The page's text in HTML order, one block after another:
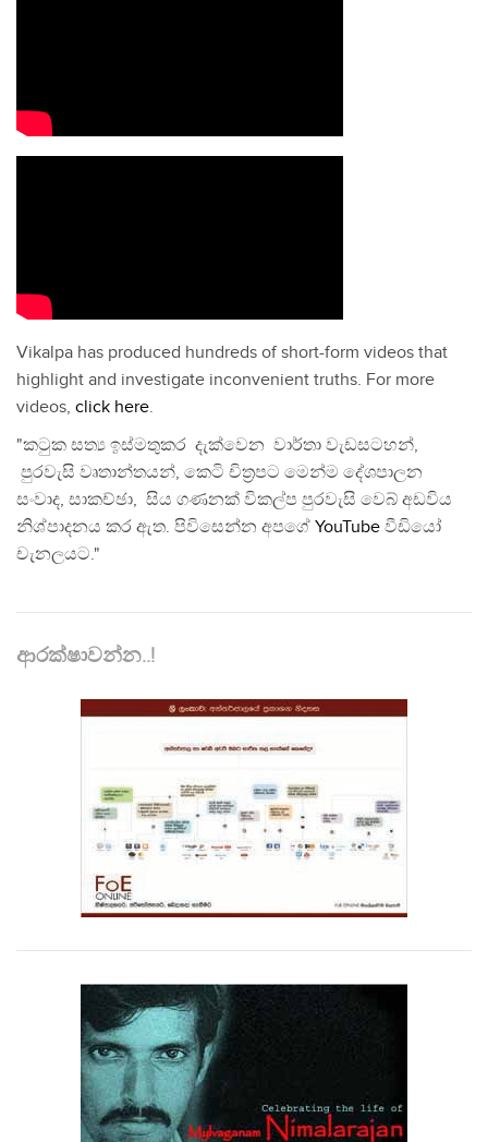
Vikalpa has produced hundreds of short-form videos that
highlight and investigate inconvenient truths. For more
videos, click here.
"කටුක සත්‍ය ඉස්මතුකර දැක්වෙන වාර්තා වැඩසටහන්,
පුරවැසි වෘතාන්තයන්, කෙටි චිත්‍රපට මෙන්ම දේශපාලන
සංවාද, සාකච්ඡා, සිය ගණනක් විකල්ප පුරවැසි වෙබ් අඩවිය
නිශ්පාදනය කර ඇත. පිවිසෙන්න අපගේ YouTube වීඩියෝ
චැනලයට."
ආරක්ෂාවන්න..!